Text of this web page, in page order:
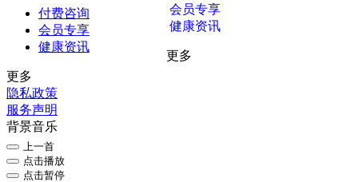
付费咨询
会员专享
会员专享
健康资讯
健康资讯
更多
更多
隐私政策
服务声明
背景音乐
上一首
点击播放
点击暂停